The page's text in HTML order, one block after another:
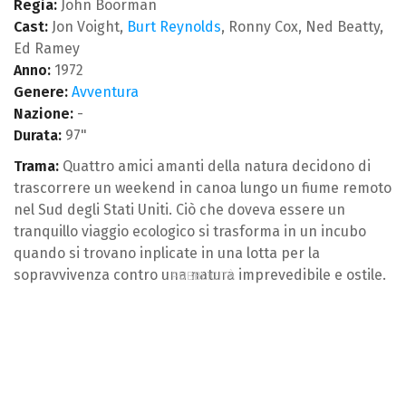
Regia: John Boorman
Cast: Jon Voight, Burt Reynolds, Ronny Cox, Ned Beatty,
Ed Ramey
Anno: 1972
Genere: Avventura
Nazione: -
Durata: 97"
Trama: Quattro amici amanti della natura decidono di
trascorrere un weekend in canoa lungo un fiume remoto
nel Sud degli Stati Uniti. Ciò che doveva essere un
tranquillo viaggio ecologico si trasforma in un incubo
quando si trovano inplicate in una lotta per la
sopravvivenza contro una natura imprevedibile e ostile.